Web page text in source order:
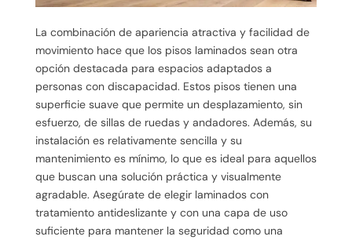
La combinación de apariencia atractiva y facilidad de
movimiento hace que los pisos laminados sean otra
opción destacada para espacios adaptados a
personas con discapacidad. Estos pisos tienen una
superficie suave que permite un desplazamiento, sin
esfuerzo, de sillas de ruedas y andadores. Además, su
instalación es relativamente sencilla y su
mantenimiento es mínimo, lo que es ideal para aquellos
que buscan una solución práctica y visualmente
agradable. Asegúrate de elegir laminados con
tratamiento antideslizante y con una capa de uso
suficiente para mantener la seguridad como una